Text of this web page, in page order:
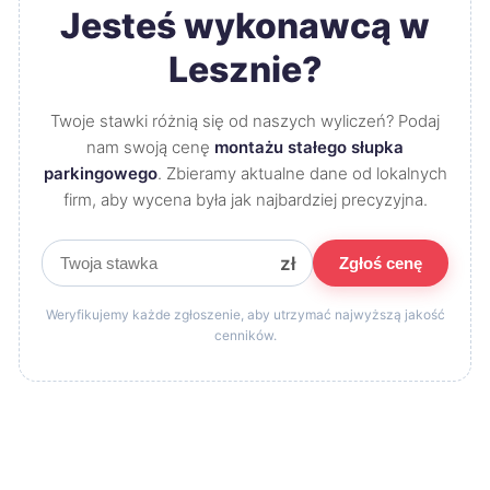
Jesteś wykonawcą w
Lesznie?
Twoje stawki różnią się od naszych wyliczeń? Podaj
nam swoją cenę montażu stałego słupka
parkingowego. Zbieramy aktualne dane od lokalnych
firm, aby wycena była jak najbardziej precyzyjna.
zł Zgłoś cenę
Weryfikujemy każde zgłoszenie, aby utrzymać najwyższą jakość
cenników.